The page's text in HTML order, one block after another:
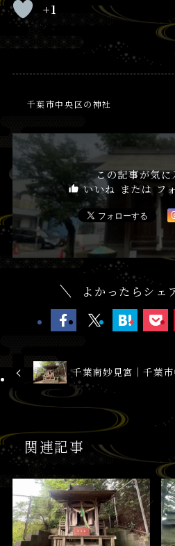
+1
千葉市中央区の神社
この記事が気に
いいね または フ
よかったらシェ
千葉南妙見宮│千葉市
関連記事